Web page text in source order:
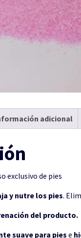
adicional
exclusivo de pies
y nutre los pies.
del producto.
suave para pies e